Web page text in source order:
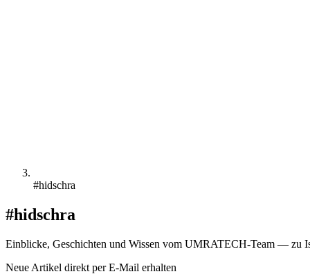
#hidschra
#hidschra
Einblicke, Geschichten und Wissen vom UMRATECH-Team — zu
Neue Artikel direkt per E-Mail erhalten